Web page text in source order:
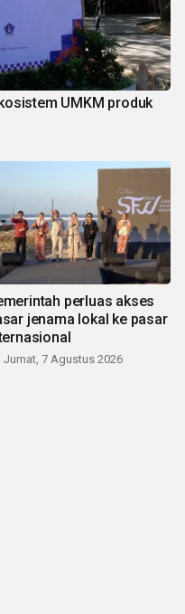
UMKM produk
perluas akses
jenama lokal ke pasar
Jumat, 7 Agustus 2026